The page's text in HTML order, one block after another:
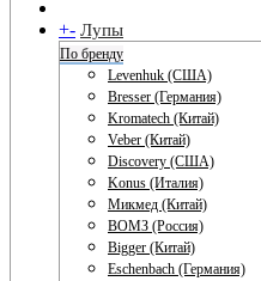
+- Лупы
По бренду
Levenhuk (США)
Bresser (Германия)
Kromatech (Китай)
Veber (Китай)
Discovery (США)
Konus (Италия)
Микмед (Китай)
ВОМЗ (Россия)
Bigger (Китай)
Eschenbach (Германия)